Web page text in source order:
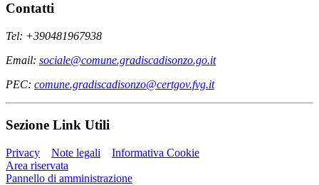
Contatti
Tel: +390481967938
Email: sociale@comune.gradiscadisonzo.go.it
PEC: comune.gradiscadisonzo@certgov.fvg.it
Sezione Link Utili
Privacy Note legali
Informativa Cookie
Area riservata
Pannello di amministrazione